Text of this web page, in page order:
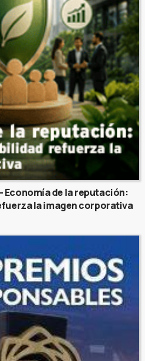
Economía de la reputación:
la imagen corporativa